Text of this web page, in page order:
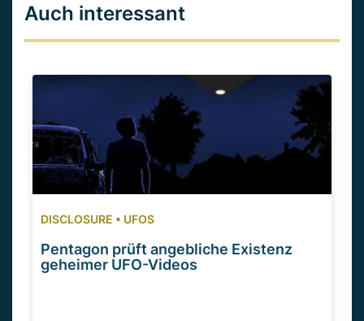
Auch interessant
DISCLOSURE • UFOS
Pentagon prüft angebliche Existenz
geheimer UFO-Videos